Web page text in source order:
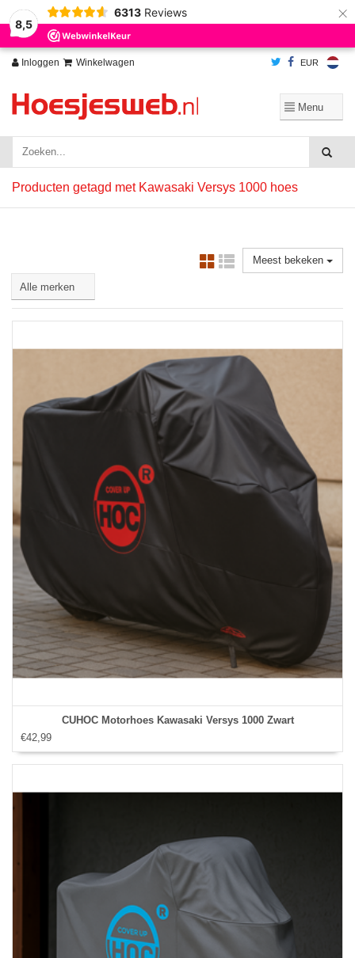
8,5
6313 Reviews ×
Inloggen Winkelwagen EUR
Producten getagd met Kawasaki Versys 1000 hoes
Meest bekeken
CUHOC Motorhoes Kawasaki Versys 1000 Zwart
€42,99
Wij slaan cookies op om onze website te verbeteren. Is dat akkoord?
Ja
Nee